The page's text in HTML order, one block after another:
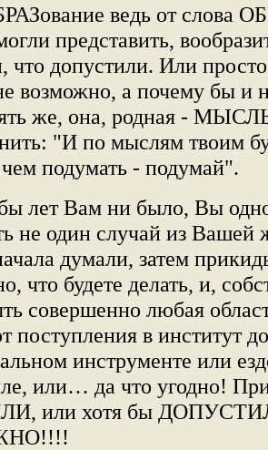
ведь от слова
представить,
что допустили. Или
возможно, а почему бы и
же, она, родная -
"И по мыслям твоим
подумать - подумай".
лет Вам ни было, Вы
не один случай из Вашей
думали, затем
что будете делать, и,
совершенно любая
поступления в институт
инструменте или
или… да что угодно!
или хотя бы